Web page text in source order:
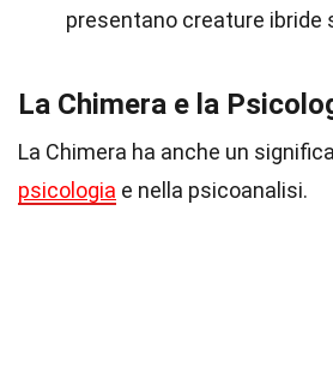
presentano creature ibride
La Chimera e la
La Chimera ha anche un
psicologia e nella psicoanalisi.